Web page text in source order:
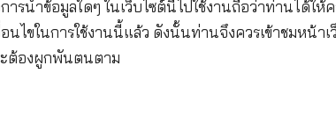
ำหนดนี้โดยละเอียดก่อนที่ท่านจะเข้าใช้งาน
ใช้หรือการนำข้อมูลใดๆ ในเว็บไซต์นี้ไปใช้ง
ของเงื่อนไขในการใช้งานนี้แล้ว ดังนั้นท่าน
านจะต้องผูกพันตนตาม